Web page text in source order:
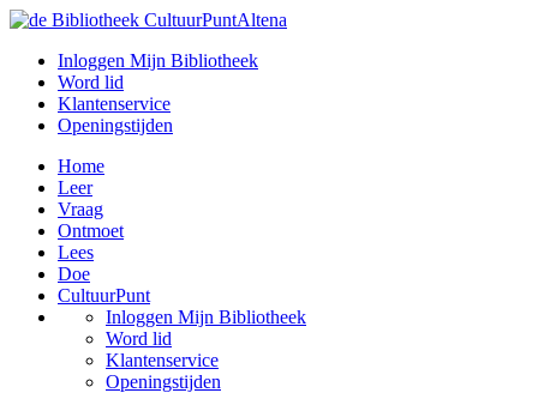
Inloggen Mijn Bibliotheek
Word lid
Klantenservice
Openingstijden
Home
Leer
Vraag
Ontmoet
Lees
Doe
CultuurPunt
Inloggen Mijn Bibliotheek
Word lid
Klantenservice
Openingstijden